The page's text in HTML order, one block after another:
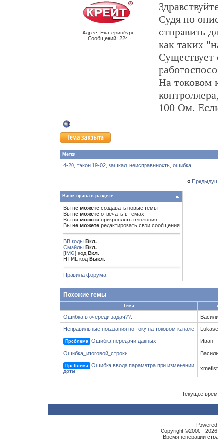
Адрес: Екатеринбург
Сообщений: 224
Судя по
отправить
как таких
Существует
На токовом
100 Ом.
Метки
4-20 тэкон 19-02 зашкал неисправнность ошибка
«
Ваши права в разделе
Вы не можете создавать новые темы
Вы не можете отвечать в темах
Вы не можете прикреплять вложения
Вы не можете редактировать свои сообщения
BB коды Вкл.
Смайлы Вкл.
[IMG] код Вкл.
HTML код Выкл.
Правила форума
Похожие темы
Тема
Ошибка в очереди задач??..
Неправильные показания по току на токовом канале
Проблема Ошибка передачи данных Иван
Ошибка_итоговой_строки
Проблема
Ошибка ввода параметра при изменении
даты
Текущее
Copyright ©2000 -
Время генерации